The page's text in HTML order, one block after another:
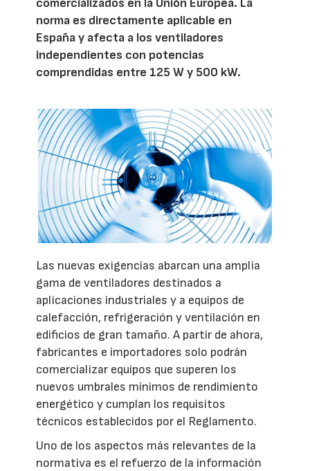
comercializados en la Unión Europea. La
norma es directamente aplicable en
España y afecta a los ventiladores
independientes con potencias
comprendidas entre 125 W y 500 kW.
Las nuevas exigencias abarcan una amplia
gama de ventiladores destinados a
aplicaciones industriales y a equipos de
calefacción, refrigeración y ventilación en
edificios de gran tamaño. A partir de ahora,
fabricantes e importadores solo podrán
comercializar equipos que superen los
nuevos umbrales mínimos de rendimiento
energético y cumplan los requisitos
técnicos establecidos por el Reglamento.
Uno de los aspectos más relevantes de la
normativa es el refuerzo de la información